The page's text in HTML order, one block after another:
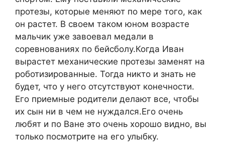
протезы, которые меняют по мере того, как
он растет. В своем таком юном возрасте
мальчик уже завоевал медали в
соревнованиях по бейсболу.Когда Иван
вырастет механические протезы заменят на
роботизированные. Тогда никто и знать не
будет, что у него отсутствуют конечности.
Его приемные родители делают все, чтобы
их сын ни в чем не нуждался.Его очень
любят и по Ване это очень хорошо видно, вы
только посмотрите на его улыбку.